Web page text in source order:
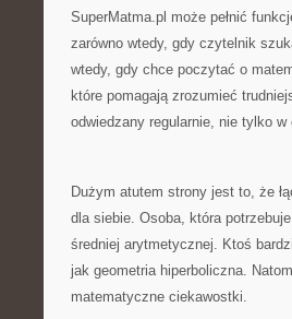
SuperMatma.pl może pełnić
zarówno wtedy, gdy czytelnik
wtedy, gdy chce poczytać o
które pomagają zrozumieć
odwiedzany regularnie, nie tylko
Dużym atutem strony jest to, że
dla siebie. Osoba, która
średniej arytmetycznej. Ktoś
jak geometria hiperboliczna.
matematyczne ciekawostki.